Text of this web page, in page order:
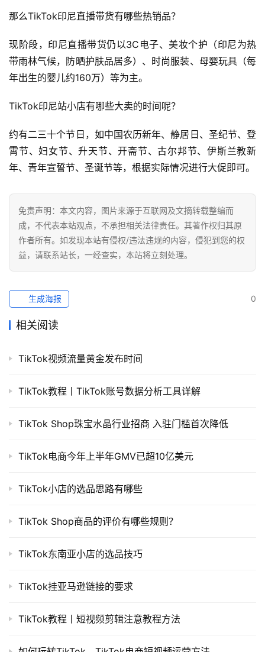
店
跨
境
百
社
媒
营
销
跨
导
航
那么TikTok印尼直播带货有哪些热销品？
现阶段，印尼直播带货仍以3C电子、美妆个护（印尼为热
带雨林气候，防晒护肤品居多）、时尚服装、母婴玩具（每
年出生的婴儿约160万）等为主。
TikTok印尼站小店有哪些大卖的时间呢？
约有二三十个节日，如中国农历新年、静居日、圣纪节、登
霄节、妇女节、升天节、开斋节、古尔邦节、伊斯兰教新
年、青年宣誓节、圣诞节等，根据实际情况进行大促即可。
免责声明：本文内容，图片来源于互联网及文摘转载整编而
成，不代表本站观点，不承担相关法律责任。其著作权归其原
作者所有。如发现本站有侵权/违法违规的内容，侵犯到您的权
益，请联系站长，一经查实，本站将立刻处理。
0
生成海报
相关阅读
TikTok视频流量黄金发布时间
TikTok教程丨TikTok账号数据分析工具详解
TikTok Shop珠宝水晶行业招商 入驻门槛首次降低
TikTok电商今年上半年GMV已超10亿美元
TikTok小店的选品思路有哪些
TikTok Shop商品的评价有哪些规则？
TikTok东南亚小店的选品技巧
TikTok挂亚马逊链接的要求
TikTok教程丨短视频剪辑注意教程方法